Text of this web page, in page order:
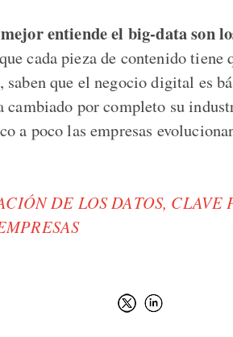
entiende el big-data son
cada pieza de contenido tiene
que el negocio digital es
cambiado por completo su
a poco las empresas
DE LOS DATOS, CLAVE